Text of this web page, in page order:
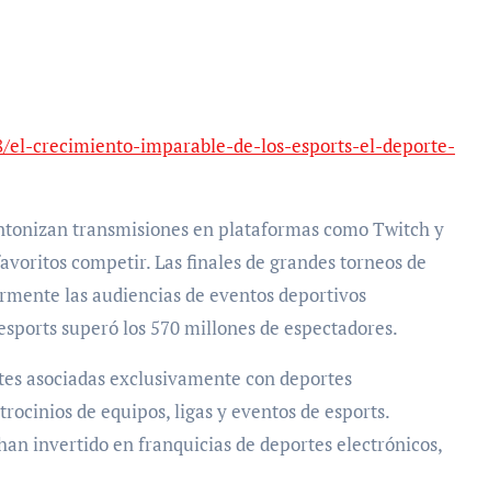
crecimiento-imparable-de-los-esports-el-deporte-
transmisiones en plataformas como Twitch y
competir. Las finales de grandes torneos de
las audiencias de eventos deportivos
superó los 570 millones de espectadores.
asociadas exclusivamente con deportes
de equipos, ligas y eventos de esports.
invertido en franquicias de deportes electrónicos,